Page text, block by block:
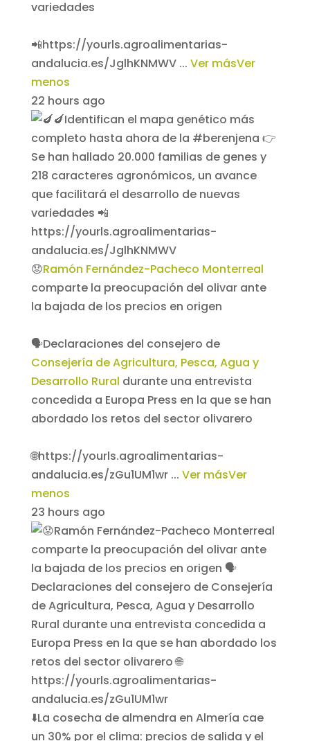
variedades
📲https://yourls.agroalimentarias-
andalucia.es/JglhKNMWV ... Ver másVer
menos
22 hours ago
😟Ramón Fernández-Pacheco Monterreal
comparte la preocupación del olivar ante
la bajada de los precios en origen
🗣️Declaraciones del consejero de
Consejería de Agricultura, Pesca, Agua y
Desarrollo Rural durante una entrevista
concedida a Europa Press en la que se han
abordado los retos del sector olivarero
🌐https://yourls.agroalimentarias-
andalucia.es/zGu1UM1wr ... Ver másVer
menos
23 hours ago
⬇️La cosecha de almendra en Almería cae
un 30% por el clima: precios de salida y el